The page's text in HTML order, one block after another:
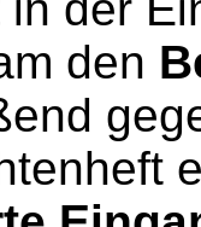
den